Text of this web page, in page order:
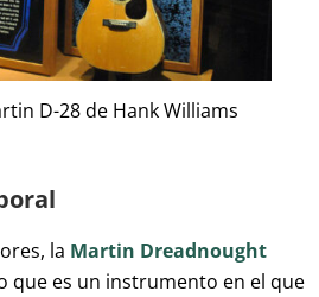
D-28 de Hank Williams
la Martin Dreadnought
que es un instrumento en el que